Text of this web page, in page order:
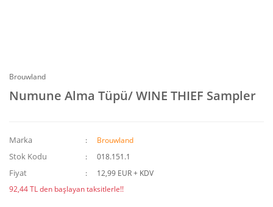
Brouwland
Numune Alma Tüpü/ WINE THIEF Sampler
Marka Brouwland
Stok Kodu 018.151.1
Fiyat
12,99 EUR + KDV
92,44 TL den başlayan taksitlerle!!